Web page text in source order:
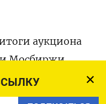
аукциона
Мосбиржи.
​этих бумаг